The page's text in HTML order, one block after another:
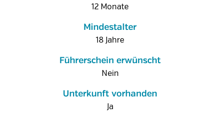
12 Monate
Mindestalter
18 Jahre
Führerschein erwünscht
Nein
Unterkunft vorhanden
Ja